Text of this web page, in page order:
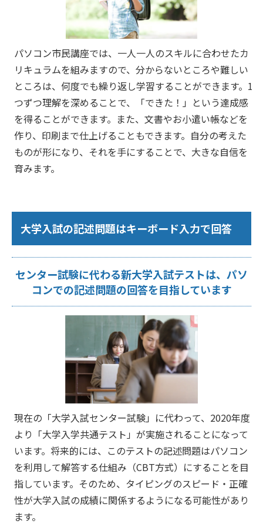
パソコン市民講座では、一人一人のスキルに合わせたカ
リキュラムを組みますので、分からないところや難しい
ところは、何度でも繰り返し学習することができます。1
つずつ理解を深めることで、「できた！」という達成感
を得ることができます。また、文書やお小遣い帳などを
作り、印刷まで仕上げることもできます。自分の考えた
ものが形になり、それを手にすることで、大きな自信を
育みます。
大学入試の記述問題はキーボード入力で回答
センター試験に代わる新大学入試テストは、パソ
コンでの記述問題の回答を目指しています
現在の「大学入試センター試験」に代わって、2020年度
より「大学入学共通テスト」が実施されることになって
います。将来的には、このテストの記述問題はパソコン
を利用して解答する仕組み（CBT方式）にすることを目
指しています。そのため、タイピングのスピード・正確
性が大学入試の成績に関係するようになる可能性があり
ます。